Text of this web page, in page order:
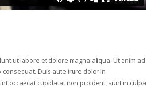
ut labore et dolore magna aliqua. Ut enim ad
Duis aute irure dolor in
occaecat cupidatat non proident, sunt in culpa